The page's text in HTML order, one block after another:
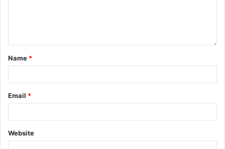
Name *
Email *
Website